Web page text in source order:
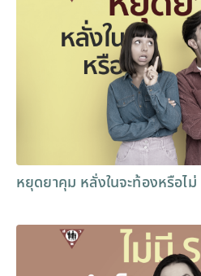
หยุดยาคุม หลั่งในจะท้องหรือไม่